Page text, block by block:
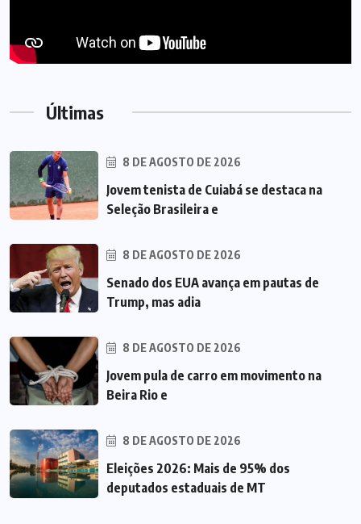
Últimas
8 DE AGOSTO DE 2026
Jovem tenista de Cuiabá se destaca na
Seleção Brasileira e
8 DE AGOSTO DE 2026
Senado dos EUA avança em pautas de
Trump, mas adia
8 DE AGOSTO DE 2026
Jovem pula de carro em movimento na
Beira Rio e
8 DE AGOSTO DE 2026
Eleições 2026: Mais de 95% dos
deputados estaduais de MT